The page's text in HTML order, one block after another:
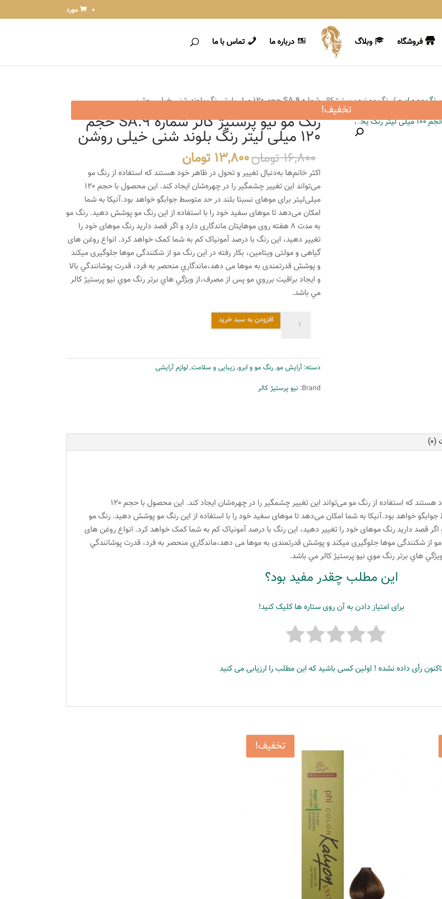
0 مورد
فروشگاه وبلاگ درباره ما تماس با ما
رنگ مو و ابرو/ رنگ مو نیو پرستیژ کالر شماره SA.9 حجم 120 میلی لیتر رنگ بلوند شنی خیلی روشن
تخفیف!
رنگ مو نیو پرستیژ کالر شماره SA.9 حجم
120 میلی لیتر رنگ بلوند شنی خیلی روشن
16,800تومانقیمت
اصلی
16,800 تومان
بود.
13,800تومانقیمت
فعلی
13,800 تومان
است.
اکثر خانم‌ها به‌دنبال تغییر و تحول در ظاهر خود هستند که استفاده از رنگ مو
می‌تواند این تغییر چشمگیر را در چهره‌شان ایجاد کند. این محصول با حجم 120
میلی‌لیتر برای موهای نسبتا بلند در حد متوسط جوابگو خواهد بود.آنیکا به شما
امکان می‌دهد تا موهای سفید خود را با استفاده از این رنگ مو پوشش دهید. رنگ مو
به مدت 8 هفته روی موهایتان ماندگاری دارد و اگر قصد دارید رنگ موهای خود را
تغییر دهید، این رنگ با درصد آمونیاک کم به شما کمک خواهد کرد. انواع روغن های
گیاهی و مولتی ویتامین، بکار رفته در این رنگ مو از شکنندگی موها جلوگیری میکند
و پوشش قدرتمندی به موها می دهد،ماندگاري منحصر به فرد، قدرت پوشانندگي بالا
و ايجاد براقيت برروي مو پس از مصرف،از ويژگي هاي برتر رنگ موي نیو پرستیژ کالر
مي باشد.
پرستیژ
کالر
شماره
میلی
لیتر
خیلی
روشن
عدد
افزودن به سبد خرید
دسته:آرایش مو,رنگ مو و ابرو,زیبایی و سلامت,لوازم آرایشی
Brand: نیو پرستیژ کالر
اکثر خانم‌ها به‌دنبال تغییر و تحول در ظاهر خود هستند که استفاده از رنگ مو می‌تواند این تغییر چشمگیر را در چهره‌شان ایجاد کند. این محصول با حجم 120
خواهد بود.آنیکا به شما امکان می‌دهد تا موهای سفید خود را با استفاده از این رنگ مو پوشش دهید. رنگ مو
دارد و اگر قصد دارید رنگ موهای خود را تغییر دهید، این رنگ با درصد آمونیاک کم به شما کمک خواهد کرد. انواع روغن های
مو از شکنندگی موها جلوگیری میکند و پوشش قدرتمندی به موها می دهد،ماندگاري منحصر به فرد، قدرت پوشانندگي
هاي برتر رنگ موي نیو پرستیژ کالر مي باشد.
این مطلب چقدر مفید بود؟
برای امتیاز دادن به آن روی ستاره ها کلیک کنید!
رأی داده نشده ! اولین کسی باشید که این مطلب را ارزیابی می کنید
تخفیف!